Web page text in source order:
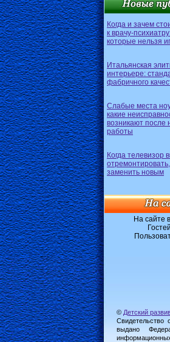
Когда и зачем
к врачу-
которые нельзя
Итальянская
интерьере:
фабричного
Слабые места
какие
возникают после
работы
Когда телевизор
заменить новым
На сайте
© Детский
Свидетельство
выдано